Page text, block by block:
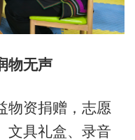
无声
资捐赠，志愿
文具礼盒、录音